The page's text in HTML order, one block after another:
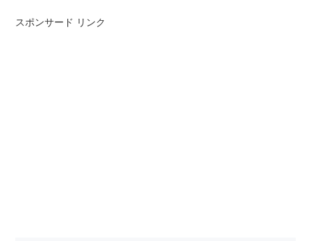
スポンサード リンク